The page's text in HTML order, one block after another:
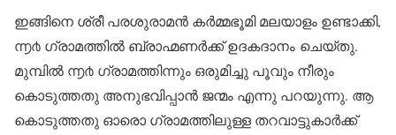
ഇങ്ങിനെ ശ്രീ പരശുരാമൻ കർമ്മഭൂമി മലയാളം ഉണ്ടാക്കി,
൬൪ ഗ്രാമത്തിൽ ബ്രാഹ്മണർക്ക് ഉദകദാനം ചെയ്തു.
മുമ്പിൽ ൬൪ ഗ്രാമത്തിന്നും ഒരുമിച്ചു പൂവും നീരും
കൊടുത്തതു അനുഭവിപ്പാൻ ജന്മം എന്നു പറയുന്നു. ആ
കൊടുത്തതു ഓരൊ ഗ്രാമത്തിലുള്ള തറവാട്ടുകാർക്ക്